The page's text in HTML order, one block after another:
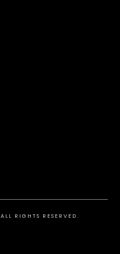
ALL RIGHTS RESERVED.